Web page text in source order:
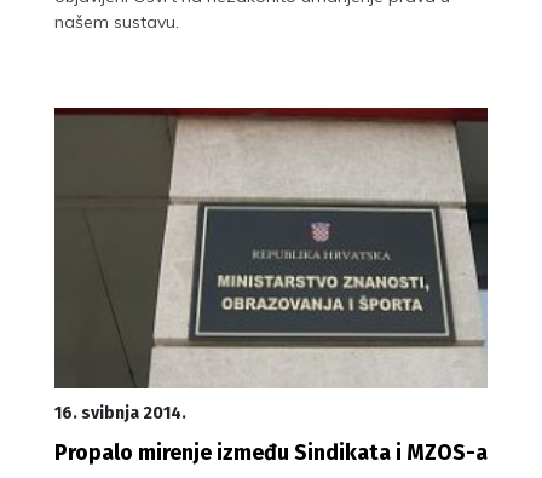
našem sustavu.
16. svibnja 2014.
Propalo mirenje između Sindikata i MZOS-a